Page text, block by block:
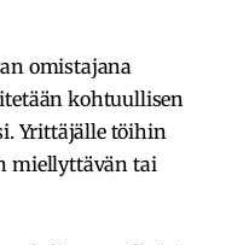
omistajana
kohtuullisen
Yrittäjälle töihin
miellyttävän tai